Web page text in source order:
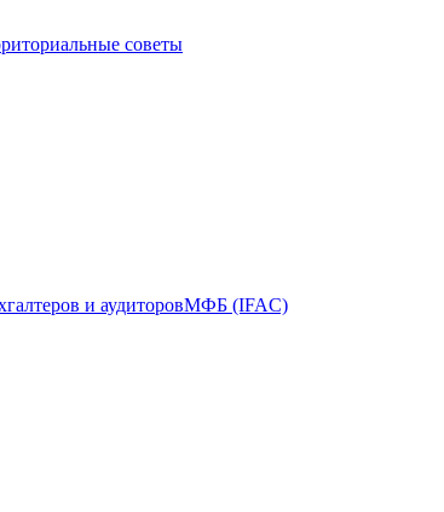
советы
и аудиторовМФБ (IFAC)